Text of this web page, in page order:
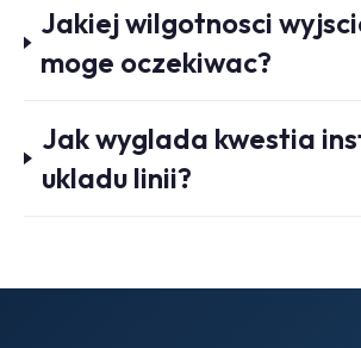
Jakiej wilgotnosci
moge oczekiwac?
Jak wyglada kwestia
ukladu linii?